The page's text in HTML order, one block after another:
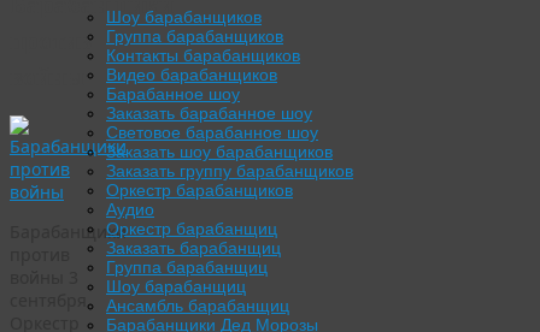
против
Барабанщики
Шоу барабанщиков
Группа барабанщиков
Контакты барабанщиков
Видео барабанщиков
Барабанное шоу
Заказать барабанное шоу
Световое барабанное шоу
Заказать шоу барабанщиков
Заказать группу барабанщиков
Оркестр барабанщиков
Аудио
Оркестр барабанщиц
Заказать барабанщиц
Группа барабанщиц
Шоу барабанщиц
Ансамбль барабанщиц
Барабанщики Дед Морозы